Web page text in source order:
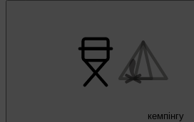
кемпінгу